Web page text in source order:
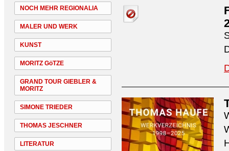
NOCH MEHR REGIONALIA
MALER UND WERK
KUNST
MORITZ GöTZE
GRAND TOUR GIEBLER &
MORITZ
SIMONE TRIEDER
THOMAS JESCHNER
LITERATUR